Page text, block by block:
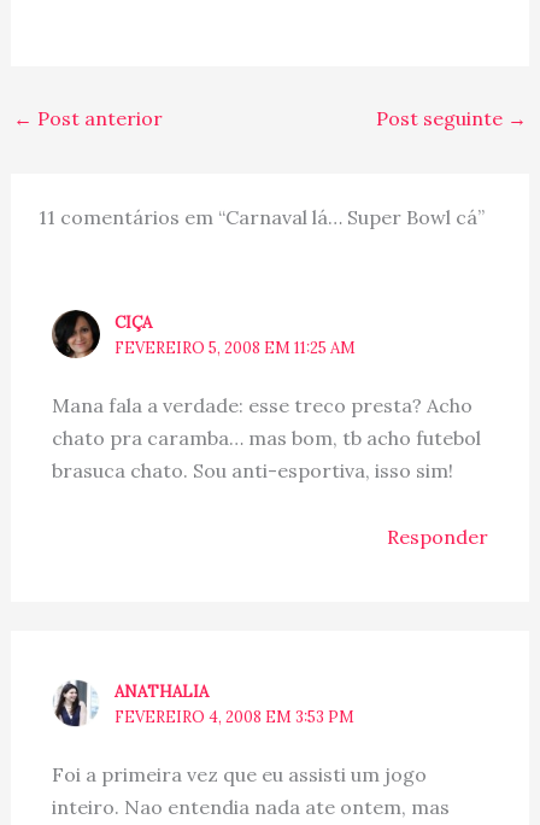
Formula 1, onde só dá o
Schumaker e ninguém…
← Post anterior Post seguinte →
11 comentários em “Carnaval lá… Super Bowl cá”
CIÇA
FEVEREIRO 5, 2008 EM 11:25 AM
Mana fala a verdade: esse treco presta? Acho
chato pra caramba… mas bom, tb acho futebol
brasuca chato. Sou anti-esportiva, isso sim!
Responder
ANATHALIA
FEVEREIRO 4, 2008 EM 3:53 PM
Foi a primeira vez que eu assisti um jogo
inteiro. Nao entendia nada ate ontem, mas